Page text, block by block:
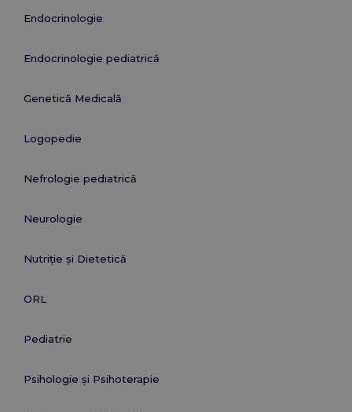
Endocrinologie
Endocrinologie pediatrică
Genetică Medicală
Logopedie
Nefrologie pediatrică
Neurologie
Nutriție și Dietetică
ORL
Pediatrie
Psihologie și Psihoterapie